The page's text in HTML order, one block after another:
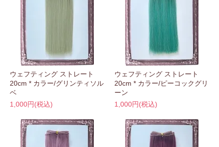
ウェフティング ストレート
20cm * カラー/グリンティソル
ベ
1,000円(税込)
ウェフティング ストレート
20cm * カラー/ピーコックグリ
ーン
1,000円(税込)